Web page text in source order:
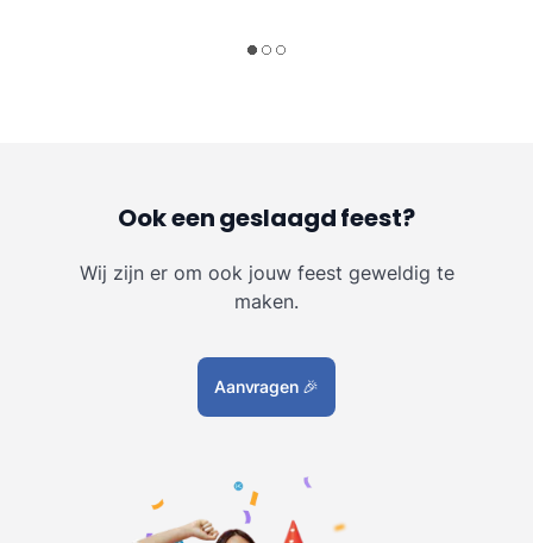
Ook een geslaagd feest?
Wij zijn er om ook jouw feest geweldig te
maken.
Aanvragen 🎉